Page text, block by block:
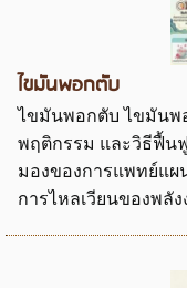
ไขมันพอกตับ
ไขมันพอกตับ ไขมันพ
พฤติกรรม และวิธีฟื้น
มองของการแพทย์แ
การไหลเวียนของพลัง